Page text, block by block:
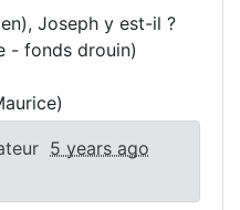
Joseph y est-il ?
- fonds drouin)
5 years ago